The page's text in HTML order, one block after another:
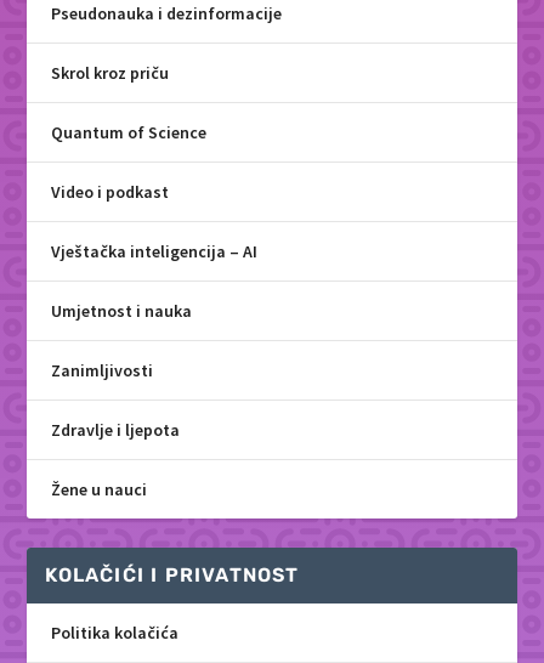
Pseudonauka i dezinformacije
Skrol kroz priču
Quantum of Science
Video i podkast
Vještačka inteligencija – AI
Umjetnost i nauka
Zanimljivosti
Zdravlje i ljepota
Žene u nauci
KOLAČIĆI I PRIVATNOST
Politika kolačića